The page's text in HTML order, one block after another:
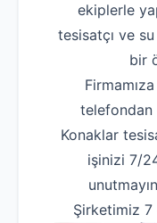
ekiplerle
tesisatçı ve
bir
telefondan
Konaklar
işinizi 7/
Şirketimiz 7